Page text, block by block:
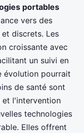
portables
vers des
discrets. Les
croissante avec
un suivi en
évolution pourrait
de santé sont
et l'intervention
technologies
Elles offrent